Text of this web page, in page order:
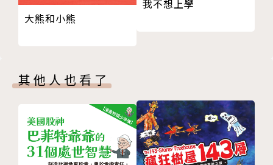
角落小夥伴們好奇的走進去探險。
處散落著準備做什麼的材料，以及不知可以做什麼的機
器。白熊一不小心觸碰到一個按鈕，房間的燈亮了，機
器也動了起來！下方的門內，走出了一個頭戴小帽子、
頸上繫著紅色蝴蝶結的小熊。
聽說了大家是來尋找布偶鈕釦的，小熊讓角落小夥伴們
大熊和小熊
我不想上學
其他人也看了